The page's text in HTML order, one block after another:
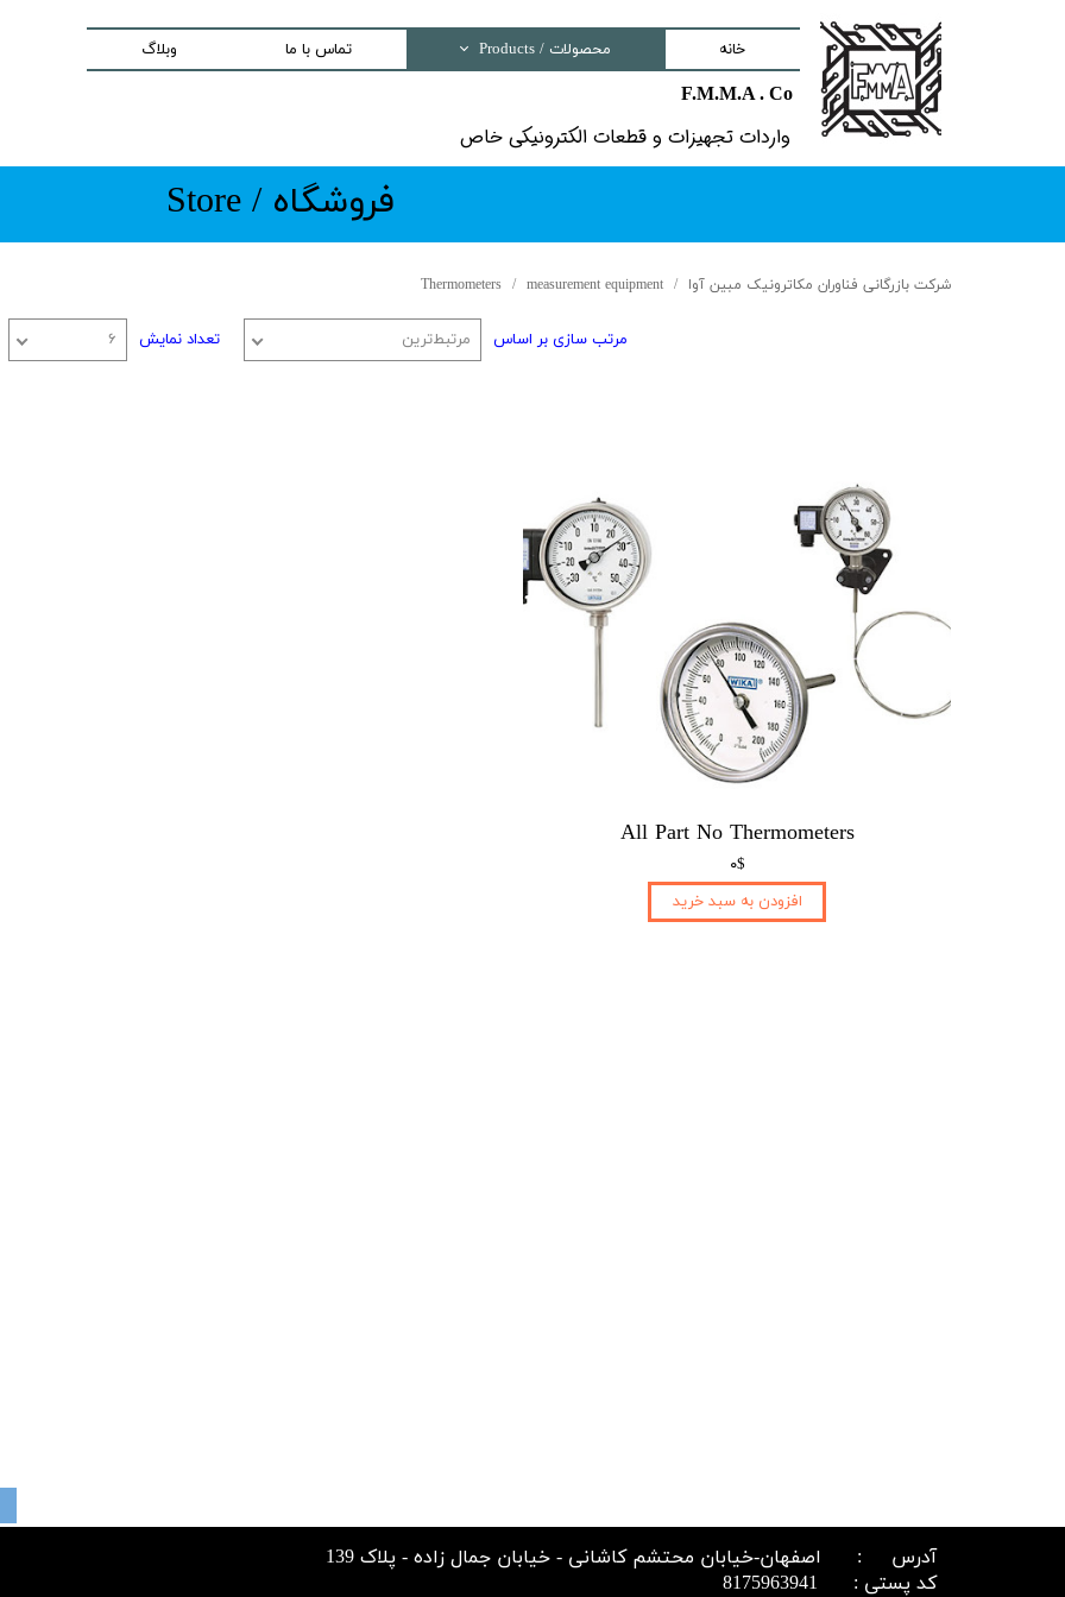
خانه محصولات / Products
Measurement Equipment
Access Control system
Security And Inspection Solutions
Production and Assemble -PCB Electronic Boards
تماس با ما وبلاگ
F.M.M.A . Co
واردات تجهیزات و قطعات الکترونیکى خاص​​​​​​​
​​​فروشگاه / Store
شرکت بازرگانی فناوران مکاترونیک مبین آوا measurement equipment
Thermometers
مرتب سازی بر اساس مرتبط‌ترین تعداد نمایش ۶
All Part No Thermometers
۰$
افزودن به سبد خرید
آدرس : اصفهان-خیابان محتشم کاشانی - خیابان جمال زاده - پلاک 139
کد پستی : 8175963941